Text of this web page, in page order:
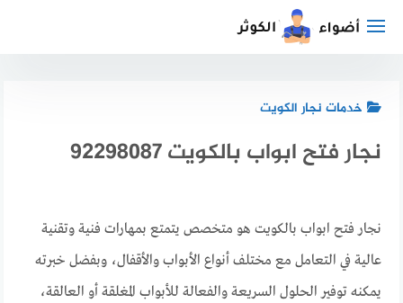
خدمات نجار الكويت
نجار فتح ابواب بالكويت 92298087
نجار فتح ابواب بالكويت هو متخصص يتمتع بمهارات فنية وتقنية
عالية في التعامل مع مختلف أنواع الأبواب والأقفال، وبفضل خبرته
يمكنه توفير الحلول السريعة والفعالة للأبواب المغلقة أو العالقة،